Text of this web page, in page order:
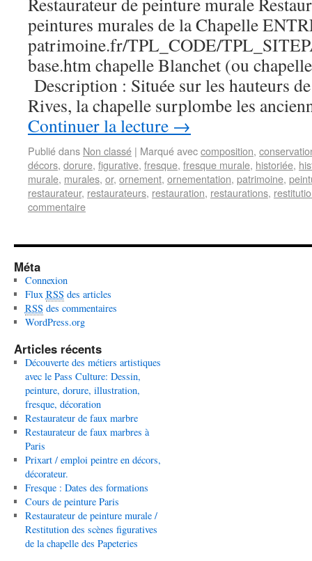
peintures murales de la Chapelle
patrimoine.fr/TPL_CODE/
base.htm chapelle Blanchet (ou
Description : Située sur les hauteurs
Rives, la chapelle surplombe les
Continuer la lecture →
Publié dans Non classé | Marqué aveccomposition,
décors, dorure, figurative, fresque, fresque murale, historiée,
murale, murales, or, ornement, ornementation, patrimoine,
restaurateur, restaurateurs, restauration, restaurations,
commentaire
Méta
Connexion
Flux RSS des articles
RSS des commentaires
WordPress.org
Articles récents
Découverte des métiers artistiques
avec le Pass Culture: Dessin,
peinture, dorure, illustration,
fresque, décoration
Restaurateur de faux marbre
Restaurateur de faux marbres à
Paris
Prixart / emploi peintre en décors,
décorateur.
Fresque : Dates des formations
Cours de peinture Paris
Restaurateur de peinture murale /
Restitution des scènes figuratives
de la chapelle des Papeteries